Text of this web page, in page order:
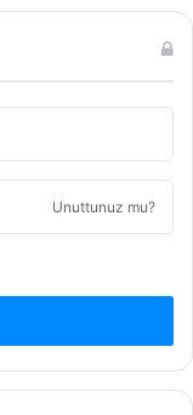
Unuttunuz mu?